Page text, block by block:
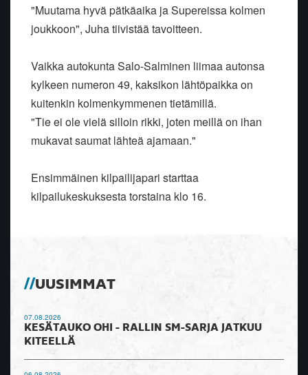
"Muutama hyvä pätkäaika ja Supereissa kolmen
joukkoon", Juha tiivistää tavoitteen.
Vaikka autokunta Salo-Salminen liimaa autonsa
kylkeen numeron 49, kaksikon lähtöpaikka on
kuitenkin kolmenkymmenen tietämillä.
"Tie ei ole vielä silloin rikki, joten meillä on ihan
mukavat saumat lähteä ajamaan."
Ensimmäinen kilpailijapari starttaa
kilpailukeskuksesta torstaina klo 16.
UUSIMMAT
07.08.2026
KESÄTAUKO OHI - RALLIN SM-SARJA JATKUU
KITEELLÄ